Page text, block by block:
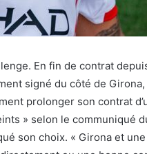
En fin de contrat
signé du côté de
prolonger son contrat
» selon le communiqué
son choix. « Girona et